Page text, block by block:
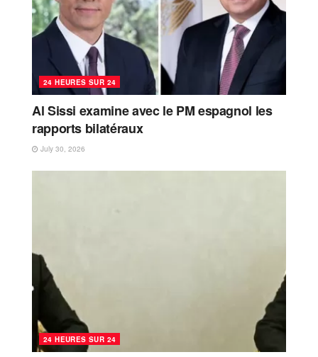
24 HEURES SUR 24
Al Sissi examine avec le PM espagnol les
rapports bilatéraux
July 30, 2026
24 HEURES SUR 24